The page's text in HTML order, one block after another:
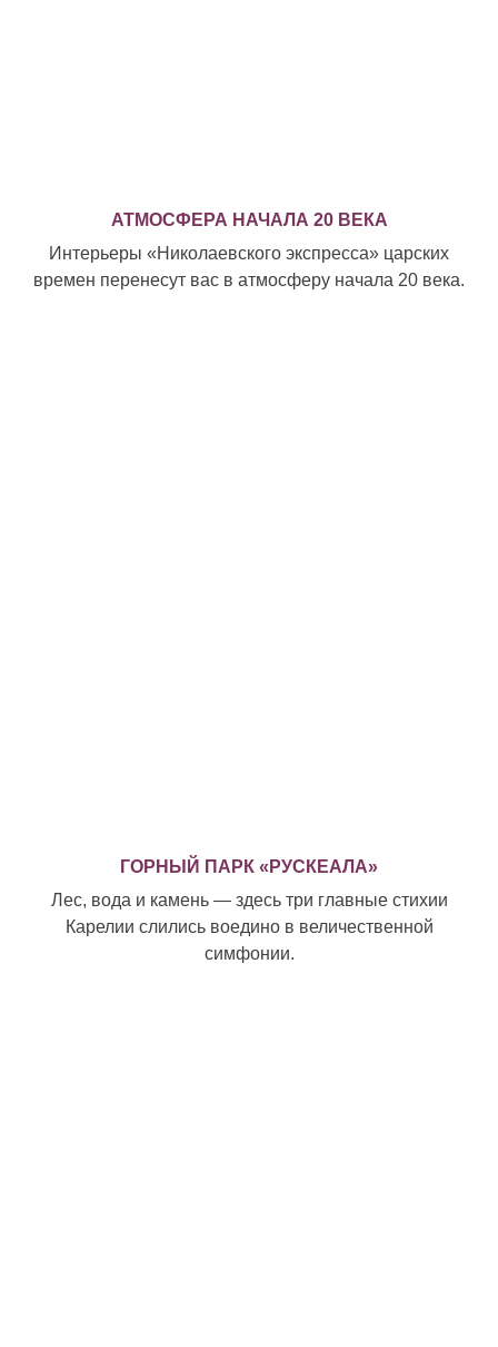
АТМОСФЕРА НАЧАЛА 20 ВЕКА
Интерьеры «Николаевского экспресса» царских
времен перенесут вас в атмосферу начала 20 века.
ГОРНЫЙ ПАРК «РУСКЕАЛА»
Лес, вода и камень — здесь три главные стихии
Карелии слились воедино в величественной
симфонии.